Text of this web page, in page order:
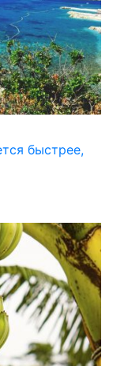
быстрее,